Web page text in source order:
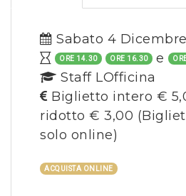
Sabato 4 Dicembre
ORE 14.30 ORE 16.30 e
Staff LOfficina
Biglietto intero €
ridotto € 3,00
solo online)
ACQUISTA ONLINE